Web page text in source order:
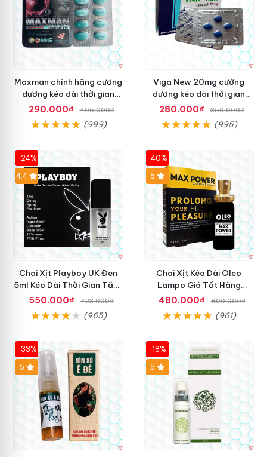
Maxman chính hãng cương
dương kéo dài thời gian
chống xuất tinh sớm hộp 10
viên
290.000₫ 406.000₫
(999)
Viga New 20mg cường
dương kéo dài thời gian
chống xuất tinh hộp 4 viên
280.000₫ 350.000₫
(995)
-24%
Hot
4.4
Chai Xịt Playboy UK Đen
5ml Kéo Dài Thời Gian Tăng
Khoái Cảm
550.000₫ 723.000₫
(965)
-40%
5
Chai Xịt Kéo Dài Oleo
Lampo Giá Tốt Hàng
Chuẩn Mua Ngay
480.000₫ 800.000₫
(961)
-33%
5
-18%
5